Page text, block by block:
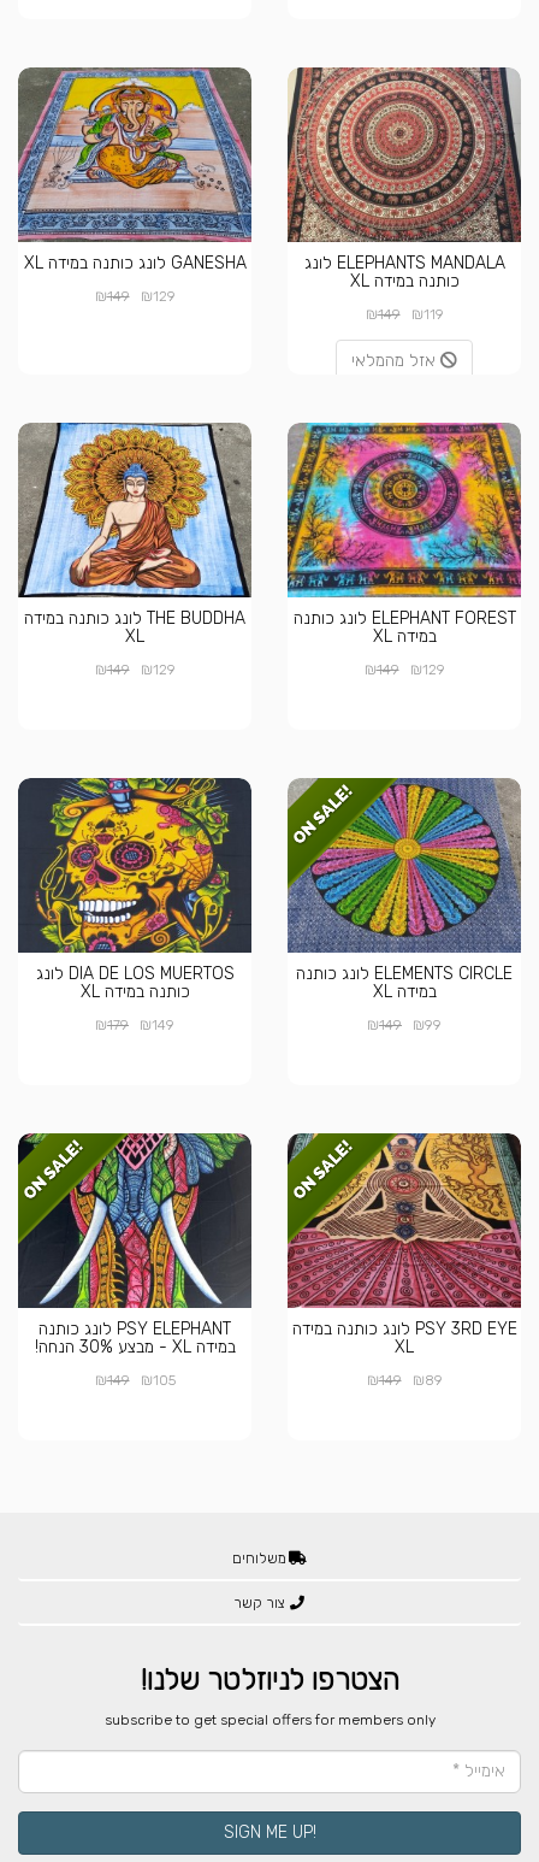
ELEPHANTS MANDALA לונג
כותנה במידה XL
₪119
₪149
אזל מהמלאי
GANESHA לונג כותנה במידה XL
₪129
₪149
ELEPHANT FOREST לונג כותנה
במידה XL
₪129
₪149
THE BUDDHA לונג כותנה במידה
XL
₪129
₪149
ELEMENTS CIRCLE לונג כותנה
במידה XL
₪99
₪149
DIA DE LOS MUERTOS לונג
כותנה במידה XL
₪149
₪179
PSY 3RD EYE לונג כותנה במידה
XL
₪89
₪149
PSY ELEPHANT לונג כותנה
במידה XL - מבצע 30% הנחה!
₪105
₪149
משלוחים
צור קשר
הצטרפו לניוזלטר שלנו!
​subscribe to get special offers for members only
!SIGN ME UP